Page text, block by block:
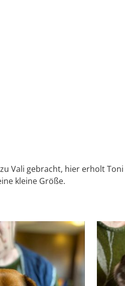
Vali gebracht, hier erholt
kleine Größe.